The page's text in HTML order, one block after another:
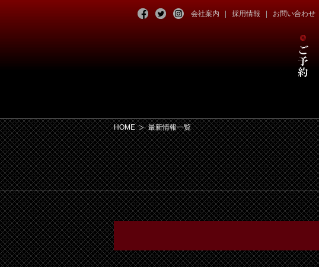
会社案内 採用情報 お問い合わせ
HOME 最新情報一覧